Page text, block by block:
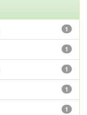
1
1
1
1
1